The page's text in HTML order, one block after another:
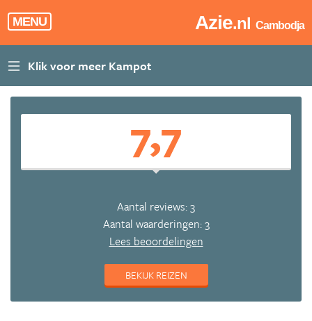
MENU Azie.nl Cambodja
7,7
Aantal reviews: 3
Aantal waarderingen: 3
Lees beoordelingen
BEKIJK REIZEN